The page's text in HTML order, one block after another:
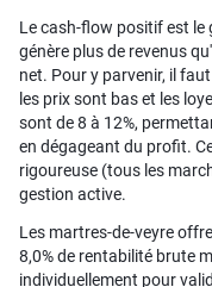
Le cash-flow positif est le
génère plus de revenus
net. Pour y parvenir, il
les prix sont bas et les
sont de 8 à 12%,
en dégageant du profit.
rigoureuse (tous les
gestion active.
Les martres-de-veyre
8,0% de rentabilité brute
individuellement pour